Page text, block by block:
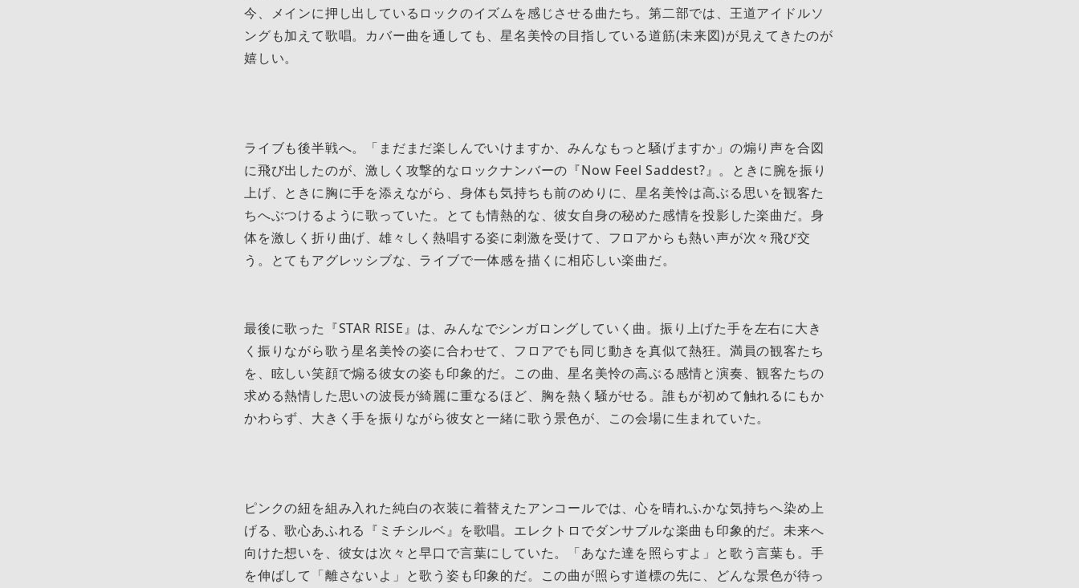
今、メインに押し出しているロックのイズムを感じさせる曲たち。第二部では、王道アイドルソ
ングも加えて歌唱。カバー曲を通しても、星名美怜の目指している道筋(未来図)が見えてきたのが
嬉しい。
ライブも後半戦へ。「まだまだ楽しんでいけますか、みんなもっと騒げますか」の煽り声を合図
に飛び出したのが、激しく攻撃的なロックナンバーの『Now Feel Saddest?』。ときに腕を振り
上げ、ときに胸に手を添えながら、身体も気持ちも前のめりに、星名美怜は高ぶる思いを観客た
ちへぶつけるように歌っていた。とても情熱的な、彼女自身の秘めた感情を投影した楽曲だ。身
体を激しく折り曲げ、雄々しく熱唱する姿に刺激を受けて、フロアからも熱い声が次々飛び交
う。とてもアグレッシブな、ライブで一体感を描くに相応しい楽曲だ。
最後に歌った『STAR RISE』は、みんなでシンガロングしていく曲。振り上げた手を左右に大き
く振りながら歌う星名美怜の姿に合わせて、フロアでも同じ動きを真似て熱狂。満員の観客たち
を、眩しい笑顔で煽る彼女の姿も印象的だ。この曲、星名美怜の高ぶる感情と演奏、観客たちの
求める熱情した思いの波長が綺麗に重なるほど、胸を熱く騒がせる。誰もが初めて触れるにもか
かわらず、大きく手を振りながら彼女と一緒に歌う景色が、この会場に生まれていた。
ピンクの紐を組み入れた純白の衣装に着替えたアンコールでは、心を晴れふかな気持ちへ染め上
げる、歌心あふれる『ミチシルベ』を歌唱。エレクトロでダンサブルな楽曲も印象的だ。未来へ
向けた想いを、彼女は次々と早口で言葉にしていた。「あなた達を照らすよ」と歌う言葉も。手
を伸ばして「離さないよ」と歌う姿も印象的だ。この曲が照らす道標の先に、どんな景色が待っ